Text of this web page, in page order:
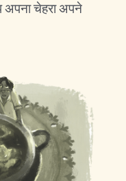
अपना चेहरा अपने